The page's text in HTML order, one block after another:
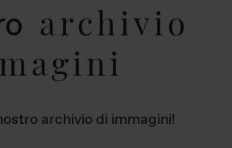
archivio
archivio di immagini!